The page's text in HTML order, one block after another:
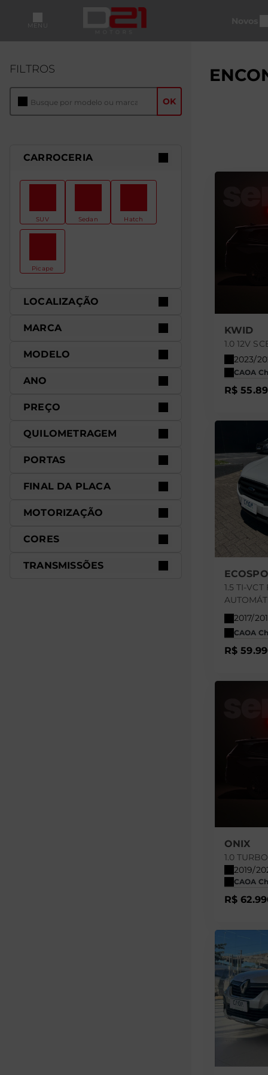
MENU
FILTROS
OK
CARROCERIA
SUV Sedan Hatch
Picape
LOCALIZAÇÃO
MARCA
MODELO
ANO
PREÇO
QUILOMETRAGEM
PORTAS
FINAL DA PLACA
MOTORIZAÇÃO
CORES
TRANSMISSÕES
KWID
1.0 12V
2023/
CAOA
R$
1.5 TI-VCT
2017/
CAOA
R$
ONIX
1.0
2019/
CAOA
R$